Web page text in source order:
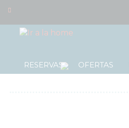
0
RESERVAS OFERTAS